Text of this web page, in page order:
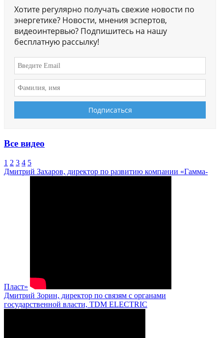
Хотите регулярно получать свежие новости по
энергетике? Новости, мнения эспертов,
видеоинтервью? Подпишитесь на нашу
бесплатную рассылку!
Все видео
1 2 3 4 5
Дмитрий Захаров, директор по развитию компании «Гамма-
Пласт»
Дмитрий Зорин, директор по связям с органами
государственной власти, TDM ELECTRIC